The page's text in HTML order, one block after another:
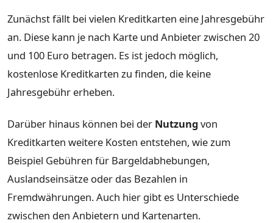
Zunächst fällt bei vielen Kreditkarten eine Jahresgebühr
an. Diese kann je nach Karte und Anbieter zwischen 20
und 100 Euro betragen. Es ist jedoch möglich,
kostenlose Kreditkarten zu finden, die keine
Jahresgebühr erheben.
Darüber hinaus können bei der Nutzungvon
Kreditkarten weitere Kosten entstehen, wie zum
Beispiel Gebühren für Bargeldabhebungen,
Auslandseinsätze oder das Bezahlen in
Fremdwährungen. Auch hier gibt es Unterschiede
zwischen den Anbietern und Kartenarten.